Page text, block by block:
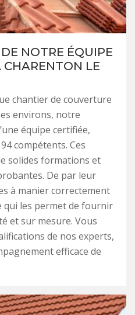
NOTRE ÉQUIPE
CHARENTON LE
chantier de couverture
environs, notre
équipe certifiée,
compétents. Ces
solides formations et
De par leur
à manier correctement
qui les permet de fournir
et sur mesure. Vous
de nos experts,
efficace de